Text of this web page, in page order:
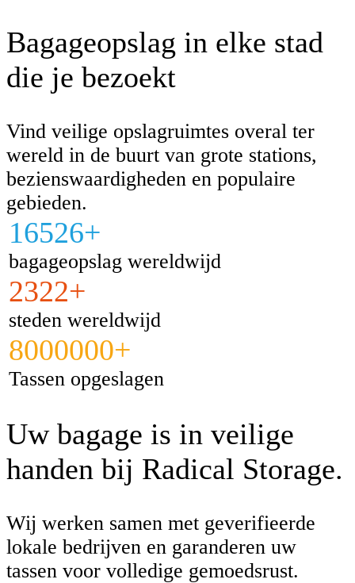
Bagageopslag in elke stad
die je bezoekt
Vind veilige opslagruimtes overal ter
wereld in de buurt van grote stations,
bezienswaardigheden en populaire
gebieden.
16526+
bagageopslag wereldwijd
2322+
steden wereldwijd
8000000+
Tassen opgeslagen
Uw bagage is in veilige
handen bij Radical Storage.
Wij werken samen met geverifieerde
lokale bedrijven en garanderen uw
tassen voor volledige gemoedsrust.